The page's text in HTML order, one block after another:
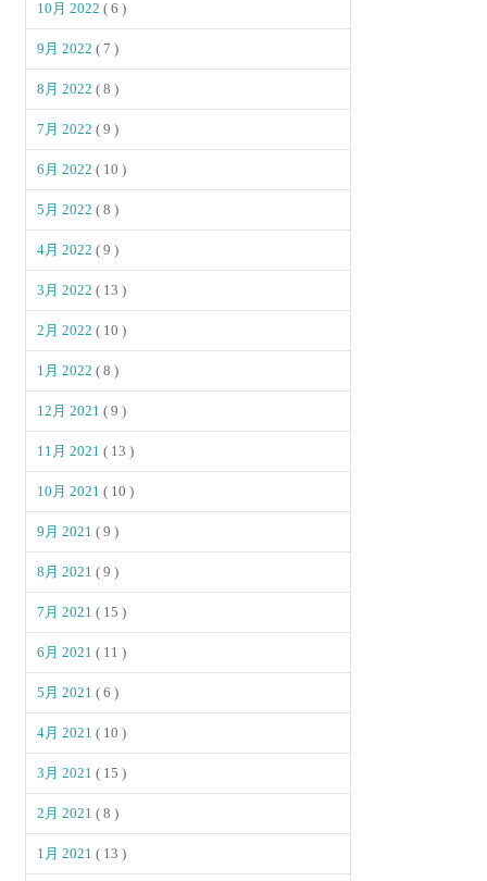
10月 2022( 6 )
9月 2022( 7 )
8月 2022( 8 )
7月 2022( 9 )
6月 2022( 10 )
5月 2022( 8 )
4月 2022( 9 )
3月 2022( 13 )
2月 2022( 10 )
1月 2022( 8 )
12月 2021( 9 )
11月 2021( 13 )
10月 2021( 10 )
9月 2021( 9 )
8月 2021( 9 )
7月 2021( 15 )
6月 2021( 11 )
5月 2021( 6 )
4月 2021( 10 )
3月 2021( 15 )
2月 2021( 8 )
1月 2021( 13 )